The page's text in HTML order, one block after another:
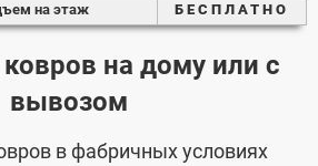
на этаж
БЕСПЛАТНО
на дому или с
вывозом
в фабричных условиях